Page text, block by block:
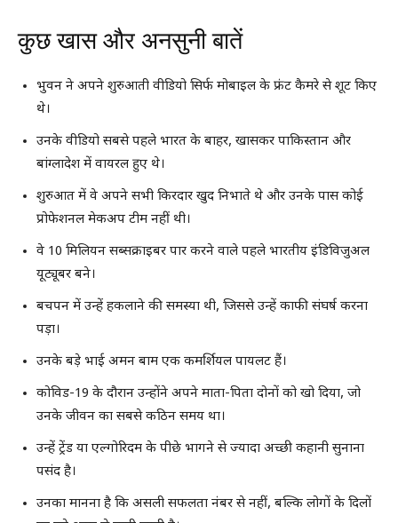
कुछ खास और अनसुनी बातें
भुवन ने अपने शुरुआती वीडियो सिर्फ मोबाइल के फ्रंट कैमरे से शूट किए
थे।
उनके वीडियो सबसे पहले भारत के बाहर, खासकर पाकिस्तान और
बांग्लादेश में वायरल हुए थे।
शुरुआत में वे अपने सभी किरदार खुद निभाते थे और उनके पास कोई
प्रोफेशनल मेकअप टीम नहीं थी।
वे 10 मिलियन सब्सक्राइबर पार करने वाले पहले भारतीय इंडिविजुअल
यूट्यूबर बने।
बचपन में उन्हें हकलाने की समस्या थी, जिससे उन्हें काफी संघर्ष करना
पड़ा।
उनके बड़े भाई अमन बाम एक कमर्शियल पायलट हैं।
कोविड-19 के दौरान उन्होंने अपने माता-पिता दोनों को खो दिया, जो
उनके जीवन का सबसे कठिन समय था।
उन्हें ट्रेंड या एल्गोरिदम के पीछे भागने से ज्यादा अच्छी कहानी सुनाना
पसंद है।
उनका मानना है कि असली सफलता नंबर से नहीं, बल्कि लोगों के दिलों